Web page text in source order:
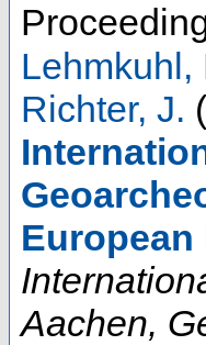
Lehmkuhl,
Richter, J.
Aachen,